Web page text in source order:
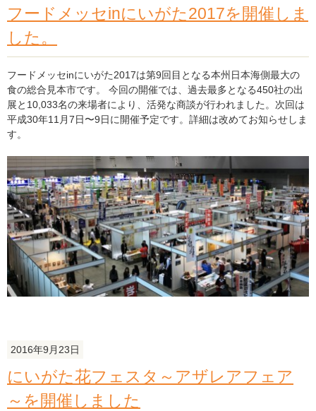
ま
し
た。"
フードメッセinにいがた2017を開催しま
した。
フードメッセinにいがた2017は第9回目となる本州日本海側最大の
食の総合見本市です。 今回の開催では、過去最多となる450社の出
展と10,033名の来場者により、活発な商談が行われました。次回は
平成30年11月7日〜9日に開催予定です。詳細は改めてお知らせしま
す。
2016年9月23日
にいがた花フェスタ～アザレアフェア
～を開催しました